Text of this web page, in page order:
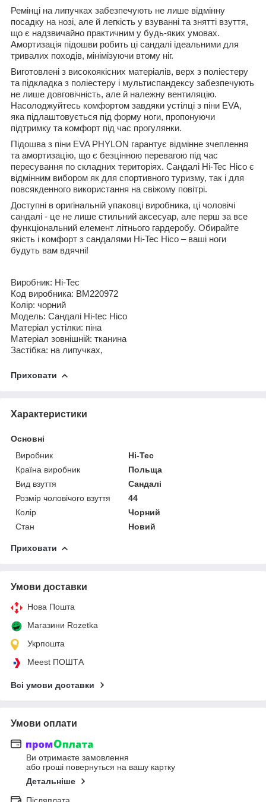
Ремінці на липучках забезпечують не лише відмінну
посадку на нозі, але й легкість у взуванні та знятті взуття,
що є надзвичайно практичним у будь-яких умовах.
Амортизація підошви робить ці сандалі ідеальними для
тривалих походів, мінімізуючи втому ніг.
Виготовлені з високоякісних матеріалів, верх з поліестеру
та підкладка з поліестеру і мультиспандексу забезпечують
не лише довговічність, але й належну вентиляцію.
Насолоджуйтесь комфортом завдяки устілці з піни EVA,
яка підлаштовується під форму ноги, пропонуючи
підтримку та комфорт під час прогулянки.
Підошва з піни EVA PHYLON гарантує відмінне зчеплення
та амортизацію, що є безцінною перевагою під час
пересування по складних територіях. Сандалі Hi-Tec Hico є
відмінним вибором як для спортивного туризму, так і для
повсякденного використання на свіжому повітрі.
Доступні в оригінальній упаковці виробника, ці чоловічі
сандалі - це не лише стильний аксесуар, але перш за все
функціональний елемент літнього гардеробу. Обирайте
якість і комфорт з сандалями Hi-Tec Hico – ваші ноги
будуть вам вдячні!
Виробник: Hi-Tec
Код виробника: BM220972
Колір: чорний
Модель: Сандалі Hi-tec Hico
Матеріал устілки: піна
Матеріал зовнішній: тканина
Застібка: на липучках,
Приховати
Характеристики
Основні
Виробник
Hi-Tec
Країна виробник
Польща
Вид взуття
Сандалі
Розмір чоловічого взуття
44
Колір
Чорний
Стан
Новий
Приховати
Умови доставки
Нова Пошта
Магазини Rozetka
Укрпошта
Meest ПОШТА
Всі умови доставки
Умови оплати
Ви отримаєте замовлення
або гроші повернуться на вашу картку
Детальніше